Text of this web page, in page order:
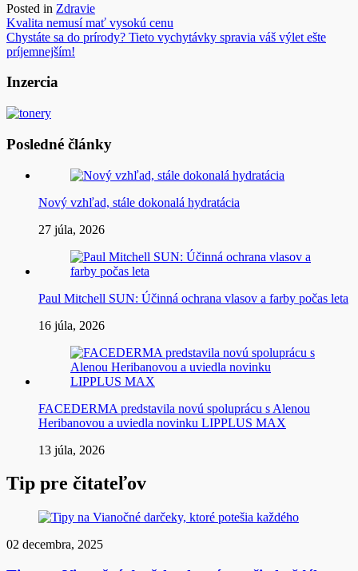
Posted in Zdravie
Navigácia
v
Kvalita nemusí mať vysokú cenu
Chystáte sa do prírody? Tieto vychytávky spravia váš výlet ešte
príjemnejším!
Inzercia
Posledné články
Nový vzhľad, stále dokonalá hydratácia
27 júla, 2026
Paul Mitchell SUN: Účinná ochrana vlasov a farby počas leta
16 júla, 2026
FACEDERMA predstavila novú spoluprácu s Alenou
Heribanovou a uviedla novinku LIPPLUS MAX
13 júla, 2026
Tip pre čitateľov
02 decembra, 2025